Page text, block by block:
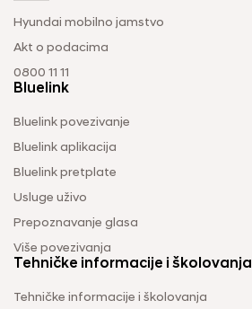
Hyundai mobilno jamstvo
Akt o podacima
0800 11 11
Bluelink
Bluelink povezivanje
Bluelink aplikacija
Bluelink pretplate
Usluge uživo
Prepoznavanje glasa
Više povezivanja
Tehničke informacije i školovanja
Tehničke informacije i školovanja